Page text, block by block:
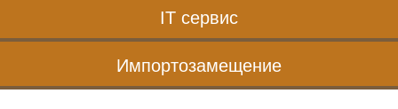
IT сервис
Импортозамещение